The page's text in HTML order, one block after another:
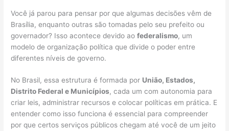
Você já parou para pensar por que algumas decisões vêm de
Brasília, enquanto outras são tomadas pelo seu prefeito ou
governador? Isso acontece devido aofederalismo, um
modelo de organização política que divide o poder entre
diferentes níveis de governo.
No Brasil, essa estrutura é formada por União, Estados,
Distrito Federal e Municípios, cada um com autonomia para
criar leis, administrar recursos e colocar políticas em prática. E
entender como isso funciona é essencial para compreender
por que certos serviços públicos chegam até você de um jeito